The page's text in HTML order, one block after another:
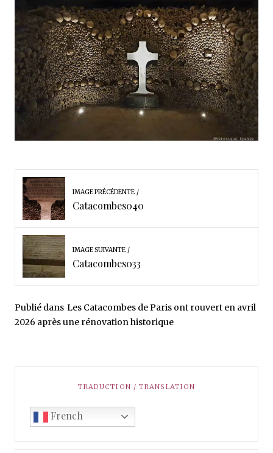
IMAGE PRÉCÉDENTE
Catacombes040
IMAGE SUIVANTE
Catacombes033
Publié dans Les Catacombes de Paris ont rouvert en avril
2026 après une rénovation historique
TRADUCTION / TRANSLATION
French